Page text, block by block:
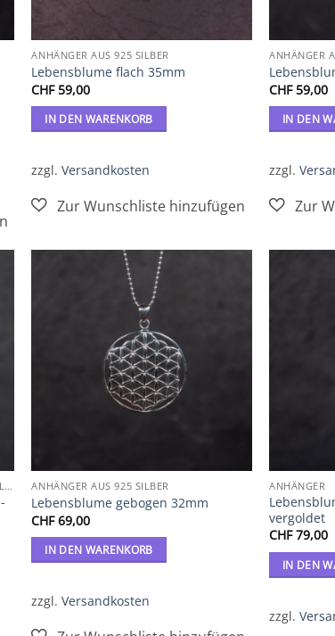
ANHÄNGER AUS 925 SILBER
Lebensblume flach 35mm
CHF59,00
IN DEN WARENKORB
zzgl.Versandkosten
ANHÄNGER
CHF59,00
IN DEN
zzgl.
ANHÄNGER AUS ROSÉ- VERGOLDETEM SILBER ANHÄNGER AUS 925 SILBER
Lebensblume gebogen 32mm
CHF69,00
IN DEN WARENKORB
zzgl.Versandkosten
ANHÄNGER
vergoldet
CHF79,00
IN DEN
zzgl.